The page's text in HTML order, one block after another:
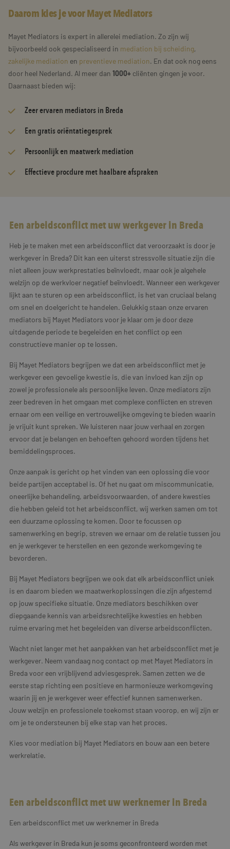
Daarom kies je voor Mayet Mediators
Mayet Mediators is expert in allerelei mediation. Zo zijn wij
bijvoorbeeld ook gespecialiseerd in mediation bij scheiding,
zakelijke mediation en preventieve mediation. En dat ook nog eens
door heel Nederland. Al meer dan 1000+ cliënten gingen je voor.
Daarnaast bieden wij:
Zeerervaren mediators in Breda
Een gratis oriëntatiegesprek
Persoonlijk en maatwerk mediation
Effectieve procdure met haalbare afspraken
Een arbeidsconflict met uw werkgever in Breda
Heb je te maken met een arbeidsconflict dat veroorzaakt is door je
werkgever in Breda? Dit kan een uiterst stressvolle situatie zijn die
niet alleen jouw werkprestaties beïnvloedt, maar ook je algehele
welzijn op de werkvloer negatief beïnvloedt. Wanneer een werkgever
lijkt aan te sturen op een arbeidsconflict, is het van cruciaal belang
om snel en doelgericht te handelen. Gelukkig staan onze ervaren
mediators bij Mayet Mediators voor je klaar om je door deze
uitdagende periode te begeleiden en het conflict op een
constructieve manier op te lossen.
Bij Mayet Mediators begrijpen we dat een arbeidsconflict met je
werkgever een gevoelige kwestie is, die van invloed kan zijn op
zowel je professionele als persoonlijke leven. Onze mediators zijn
zeer bedreven in het omgaan met complexe conflicten en streven
ernaar om een veilige en vertrouwelijke omgeving te bieden waarin
je vrijuit kunt spreken. We luisteren naar jouw verhaal en zorgen
ervoor dat je belangen en behoeften gehoord worden tijdens het
bemiddelingsproces.
Onze aanpak is gericht op het vinden van een oplossing die voor
beide partijen acceptabel is. Of het nu gaat om miscommunicatie,
oneerlijke behandeling, arbeidsvoorwaarden, of andere kwesties
die hebben geleid tot het arbeidsconflict, wij werken samen om tot
een duurzame oplossing te komen. Door te focussen op
samenwerking en begrip, streven we ernaar om de relatie tussen jou
en je werkgever te herstellen en een gezonde werkomgeving te
bevorderen.
Bij Mayet Mediators begrijpen we ook dat elk arbeidsconflict uniek
is en daarom bieden we maatwerkoplossingen die zijn afgestemd
op jouw specifieke situatie. Onze mediators beschikken over
diepgaande kennis van arbeidsrechtelijke kwesties en hebben
ruime ervaring met het begeleiden van diverse arbeidsconflicten.
Wacht niet langer met het aanpakken van het arbeidsconflict met je
werkgever. Neem vandaag nog contact op met Mayet Mediators in
Breda voor een vrijblijvend adviesgesprek. Samen zetten we de
eerste stap richting een positieve en harmonieuze werkomgeving
waarin jij en je werkgever weer effectief kunnen samenwerken.
Jouw welzijn en professionele toekomst staan voorop, en wij zijn er
om je te ondersteunen bij elke stap van het proces.
Kies voor mediation bij Mayet Mediators en bouw aan een betere
werkrelatie.
Een arbeidsconflict met uw werknemer in Breda
Een arbeidsconflict met uw werknemer in Breda
Als werkgever in Breda kun je soms geconfronteerd worden met